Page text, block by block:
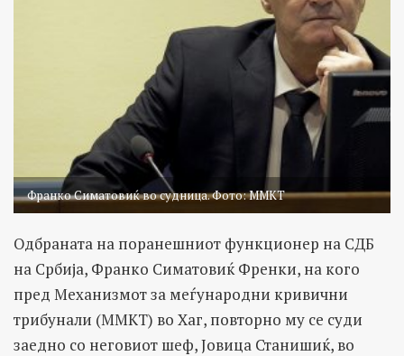
Франко Симатовиќ во судница. Фото: ММКТ
Одбраната на поранешниот функционер на СДБ
на Србија, Франко Симатовиќ Френки, на кого
пред Механизмот за меѓународни кривични
трибунали (MМКТ) во Хаг, повторно му се суди
заедно со неговиот шеф, Јовица Станишиќ, во